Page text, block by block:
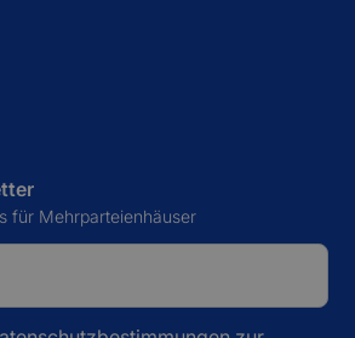
für Mehrparteienhäuser